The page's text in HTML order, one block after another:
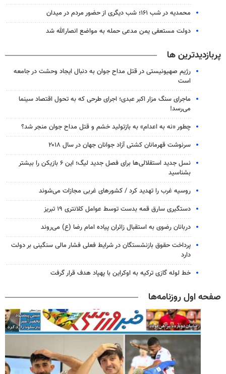
محمدیه در شب ۱۶۱؛ شب دیگری از حضور مردم در میدان
دولت مستعفی یمن مدعی حمله به مواضع انصارالله شد
پربازدیدترین ها
رژیم صهیونیستی در قتل مداح جوان به دنبال ایجاد وحشت در جامعه
است
ماجرای سنگ مزار اکبر عبدی؛ اجرای طرحی که به تحول اقتصاد سینما
می‌رسد!
چطور «نه به اعدام» به بازتولید خشم و قتل مداح جوان منجر شد؟
سرنوشت قهرمانان کشتی آزاد جوانان جهان در سال ۲۰۱۸
نسل جدید استقلالی‌ها برای فصل جدید لیگ؛ این ۶ بازیکن را بیشتر
بشناسید
روسیه غرب را تهدید کرد / کشورهای غربی مجازات می‌شوند
دستگیری سارق قمه بدست توسط عوامل کلانتری ۱۹ تبریز
دربانان رضوی به استقبال زائران پیاده امام رضا (ع) می‌روند
پرداخت حقوق بازنشستگان در شرایط فعلی فشار مالی سنگینی بر دولت
دارد
خط لوله گازی ترکیه به اوکراین با پهپاد هدف قرار گرفت
صفحه اول روزنامه‌ها